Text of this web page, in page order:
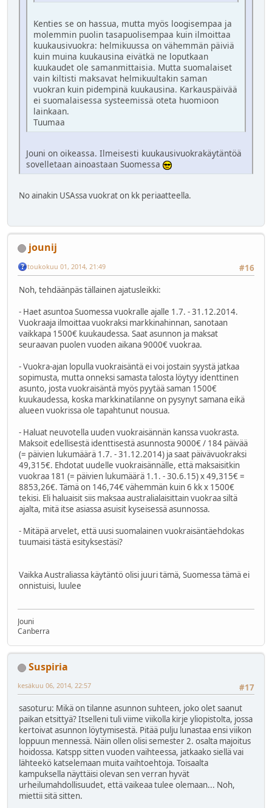
Kenties se on hassua, mutta myös loogisempaa ja
molemmin puolin tasapuolisempaa kuin ilmoittaa
kuukausivuokra: helmikuussa on vähemmän päiviä
kuin muina kuukausina eivätkä ne loputkaan
kuukaudet ole samanmittaisia. Mutta suomalaiset
vain kiltisti maksavat helmikuultakin saman
vuokran kuin pidempinä kuukausina. Karkauspäivää
ei suomalaisessa systeemissä oteta huomioon
lainkaan.
Tuumaa
Jouni on oikeassa. Ilmeisesti kuukausivuokrakäytäntöä
sovelletaan ainoastaan Suomessa
No ainakin USAssa vuokrat on kk periaatteella.
jounij
#16
toukokuu 01, 2014, 21:49
Noh, tehdäänpäs tällainen ajatusleikki:
- Haet asuntoa Suomessa vuokralle ajalle 1.7. - 31.12.2014.
Vuokraaja ilmoittaa vuokraksi markkinahinnan, sanotaan
vaikkapa 1500€ kuukaudessa. Saat asunnon ja maksat
seuraavan puolen vuoden aikana 9000€ vuokraa.
- Vuokra-ajan lopulla vuokraisäntä ei voi jostain syystä jatkaa
sopimusta, mutta onneksi samasta talosta löytyy identtinen
asunto, josta vuokraisäntä myös pyytää saman 1500€
kuukaudessa, koska markkinatilanne on pysynyt samana eikä
alueen vuokrissa ole tapahtunut nousua.
- Haluat neuvotella uuden vuokraisännän kanssa vuokrasta.
Maksoit edellisestä identtisestä asunnosta 9000€ / 184 päivää
(= päivien lukumäärä 1.7. - 31.12.2014) ja saat päivävuokraksi
49,315€. Ehdotat uudelle vuokraisännälle, että maksaisitkin
vuokraa 181 (= päivien lukumäärä 1.1. - 30.6.15) x 49,315€ =
8853,26€. Tämä on 146,74€ vähemmän kuin 6 kk x 1500€
tekisi. Eli haluaisit siis maksaa australialaisittain vuokraa siltä
ajalta, mitä itse asiassa asuisit kyseisessä asunnossa.
- Mitäpä arvelet, että uusi suomalainen vuokraisäntäehdokas
tuumaisi tästä esityksestäsi?
Vaikka Australiassa käytäntö olisi juuri tämä, Suomessa tämä ei
onnistuisi, luulee
Jouni
Canberra
Suspiria
#17
kesäkuu 06, 2014, 22:57
sasoturu: Mikä on tilanne asunnon suhteen, joko olet saanut
paikan etsittyä? Itselleni tuli viime viikolla kirje yliopistolta, jossa
kertoivat asunnon löytymisestä. Pitää pulju lunastaa ensi viikon
loppuun mennessä. Näin ollen olisi semester 2. osalta majoitus
hoidossa. Katspp sitten vuoden vaihteessa, jatkaako siellä vai
lähteekö katselemaan muita vaihtoehtoja. Toisaalta
kampuksella näyttäisi olevan sen verran hyvät
urheilumahdollisuudet, että vaikeaa tulee olemaan... Noh,
miettii sitä sitten.